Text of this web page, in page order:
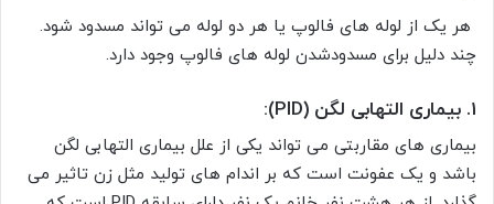
هر یک از لوله های فالوپ یا هر دو لوله می تواند مسدود شود.
چند دلیل برای مسدودشدن لوله های فالوپ وجود دارد.
1. بیماری التهابی لگن (PID):
بیماری های مقاربتی می تواند یکی از علل بیماری التهابی لگن
باشد و یک عفونت است که بر اندام های تولید مثل زن تاثیر می